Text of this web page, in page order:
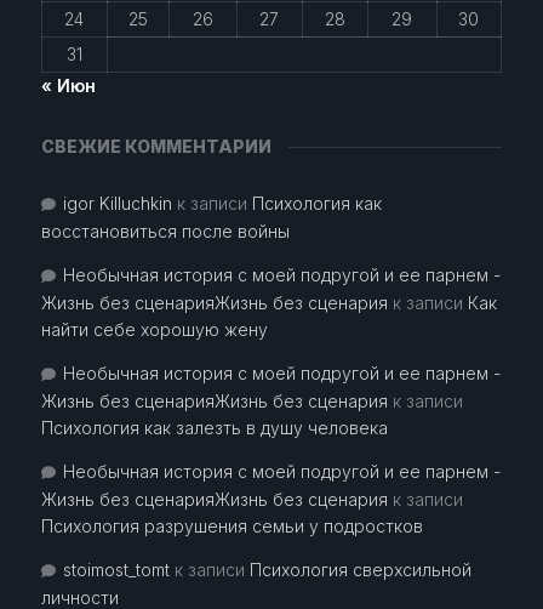
24
25 26 27 28 29
30
31
« Июн
СВЕЖИЕ КОММЕНТАРИИ
igor Killuchkin к записи Психология как
восстановиться после войны
Необычная история с моей подругой и ее парнем -
Жизнь без сценарияЖизнь без сценария к записи Как
найти себе хорошую жену
Необычная история с моей подругой и ее парнем -
Жизнь без сценарияЖизнь без сценария к записи
Психология как залезть в душу человека
Необычная история с моей подругой и ее парнем -
Жизнь без сценарияЖизнь без сценария к записи
Психология разрушения семьи у подростков
stoimost_tomtк записи Психология сверхсильной
личности